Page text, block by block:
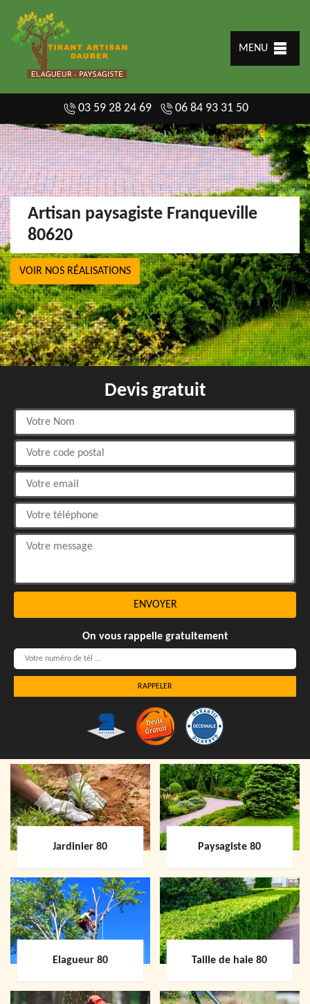
MENU
03 59 28 24 69 06 84 93 31 50
Artisan paysagiste Franqueville
80620
VOIR NOS RÉALISATIONS
Devis gratuit
On vous rappelle gratuitement
Jardinier 80 Paysagiste 80
Elagueur 80 Taille de haie 80